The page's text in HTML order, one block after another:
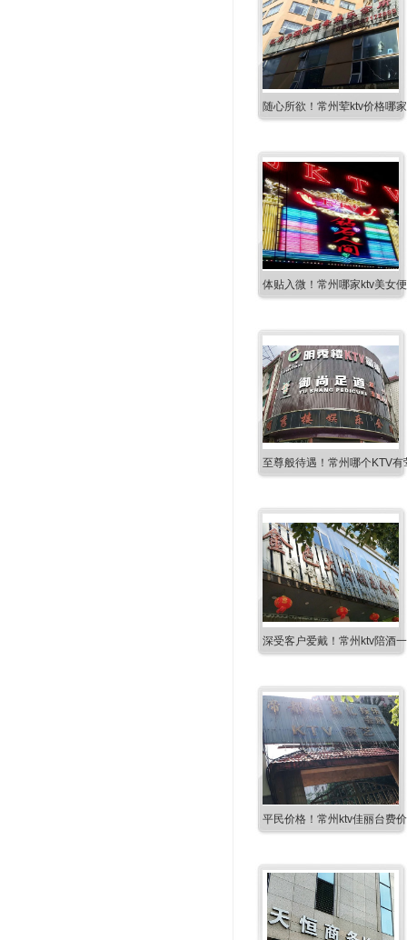
随心所欲！常州荤ktv价格哪
体贴入微！常州哪家ktv美女
至尊般待遇！常州哪个KTV
深受客户爱戴！常州ktv陪酒
平民价格！常州ktv佳丽台费